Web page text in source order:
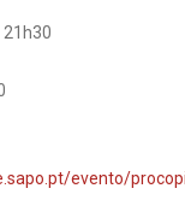
evento/